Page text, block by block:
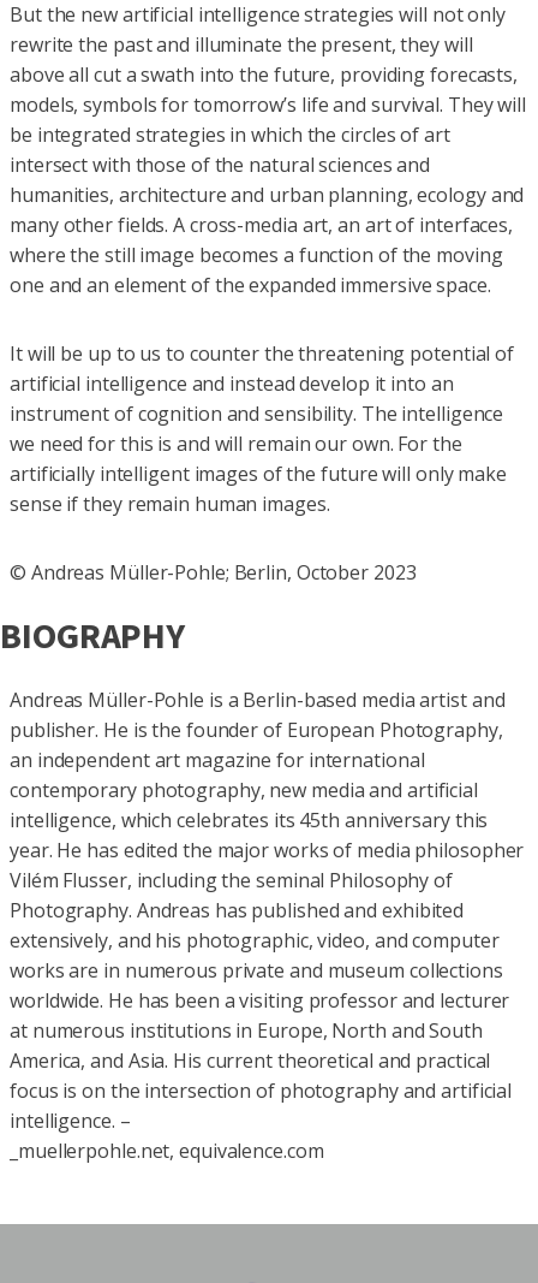
But the new artificial intelligence strategies will not only
rewrite the past and illuminate the present, they will
above all cut a swath into the future, providing forecasts,
models, symbols for tomorrow’s life and survival. They will
be integrated strategies in which the circles of art
intersect with those of the natural sciences and
humanities, architecture and urban planning, ecology and
many other fields. A cross-media art, an art of interfaces,
where the still image becomes a function of the moving
one and an element of the expanded immersive space.
It will be up to us to counter the threatening potential of
artificial intelligence and instead develop it into an
instrument of cognition and sensibility. The intelligence
we need for this is and will remain our own. For the
artificially intelligent images of the future will only make
sense if they remain human images.
© Andreas Müller-Pohle; Berlin, October 2023
BIOGRAPHY
Andreas Müller-Pohle is a Berlin-based media artist and
publisher. He is the founder of European Photography,
an independent art magazine for international
contemporary photography, new media and artificial
intelligence, which celebrates its 45th anniversary this
year. He has edited the major works of media philosopher
Vilém Flusser, including the seminal Philosophy of
Photography. Andreas has published and exhibited
extensively, and his photographic, video, and computer
works are in numerous private and museum collections
worldwide. He has been a visiting professor and lecturer
at numerous institutions in Europe, North and South
America, and Asia. His current theoretical and practical
focus is on the intersection of photography and artificial
intelligence. –
_muellerpohle.net, equivalence.com